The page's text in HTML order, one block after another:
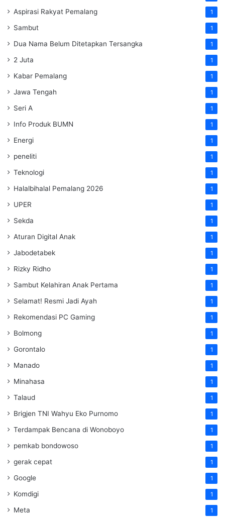
Aspirasi Rakyat Pemalang 1
Sambut 1
Dua Nama Belum Ditetapkan Tersangka 1
2 Juta 1
Kabar Pemalang 1
Jawa Tengah 1
Seri A 1
Info Produk BUMN 1
Energi 1
peneliti 1
Teknologi 1
Halalbihalal Pemalang 2026 1
UPER 1
Sekda 1
Aturan Digital Anak 1
Jabodetabek 1
Rizky Ridho 1
Sambut Kelahiran Anak Pertama 1
Selamat! Resmi Jadi Ayah 1
Rekomendasi PC Gaming 1
Bolmong 1
Gorontalo 1
Manado 1
Minahasa 1
Talaud 1
Brigjen TNI Wahyu Eko Purnomo 1
Terdampak Bencana di Wonoboyo 1
pemkab bondowoso 1
gerak cepat 1
Google 1
Komdigi 1
Meta 1